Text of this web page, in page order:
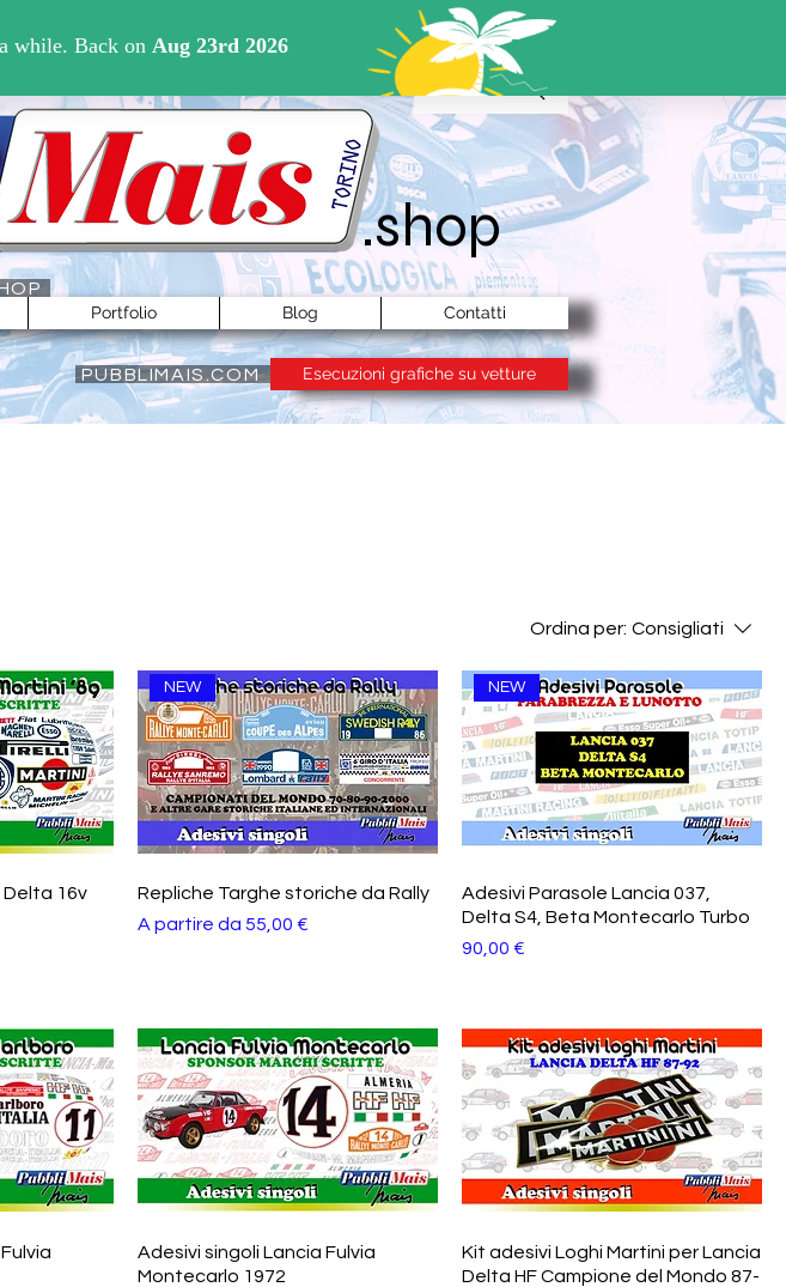
.shop
Cerca ...
Portfolio Blog Contatti
PUBBLIMAIS.COM Esecuzioni grafiche su vetture
Ordina per: Consigliati
Delta 16v
NEW
Repliche Targhe storiche da Rally
A partire da 55,00 €
Prezzo scontato
NEW
Adesivi Parasole Lancia 037,
Delta S4, Beta Montecarlo Turbo
Prezzo
90,00 €
Adesivi singoli Lancia Fulvia
Montecarlo 1972
Kit adesivi Loghi Martini per Lancia
Delta HF Campione del Mondo 87-